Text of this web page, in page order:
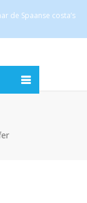
de Spaanse costa’s